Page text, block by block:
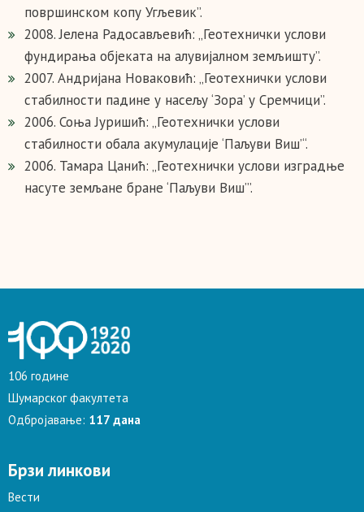
површинском копу Угљевик”.
2008. Јелена Радосављевић: „Геотехнички услови
фундирања објеката на алувијалном земљишту”.
2007. Андријана Новаковић: „Геотехнички услови
стабилности падине у насељу ‘Зора’ у Сремчици”.
2006. Соња Јуришић: „Геотехнички услови
стабилности обала акумулације ‘Паљуви Виш’“.
2006. Тамара Цанић: „Геотехнички услови изградње
насуте земљане бране ‘Паљуви Виш’”.
106 године
Шумарског факултета
Одбројавање: 117 дана
Брзи линкови
Вести